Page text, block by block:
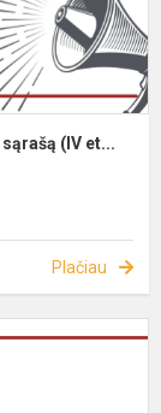
(IV et...
Plačiau